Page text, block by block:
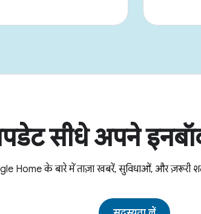
सीधे अपने
Home के बारे में ताज़ा खबरें, सुविधाओं, और ज़रूरी